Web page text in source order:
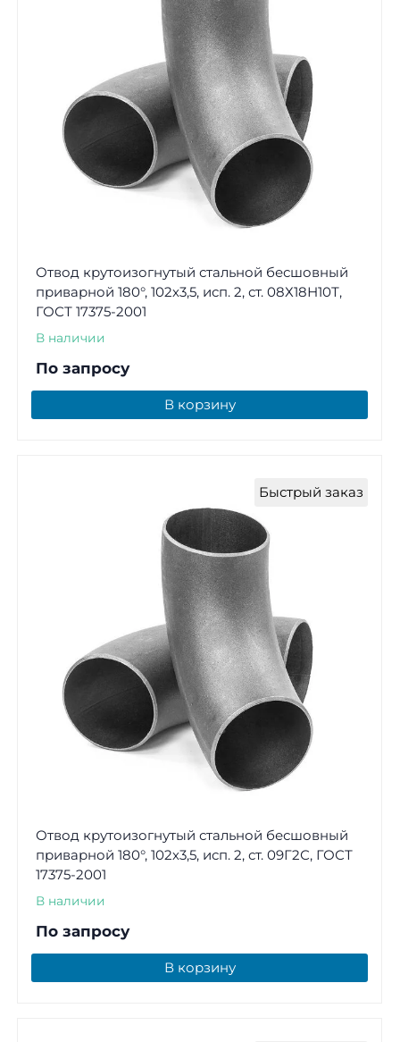
Отвод крутоизогнутый стальной бесшовный
приварной 180°, 102х3,5, исп. 2, ст. 08Х18Н10Т,
ГОСТ 17375-2001
В наличии
По запросу
В корзину
Быстрый заказ
Отвод крутоизогнутый стальной бесшовный
приварной 180°, 102х3,5, исп. 2, ст. 09Г2С, ГОСТ
17375-2001
В наличии
По запросу
В корзину